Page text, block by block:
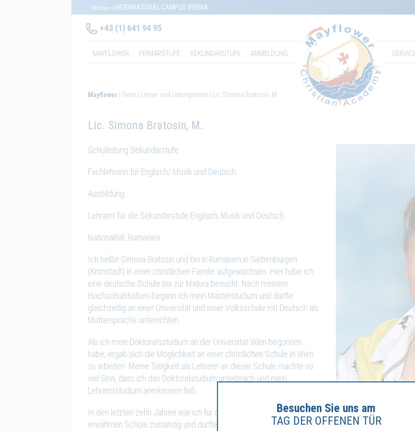
Member of INTERNATIONAL CAMPUS VIENNA
MAYFLOWER PRIMARSTUFE SEKUNDARSTUFE ANMELDUNG
+43 (1) 641 94 95
Mayflower Team Lehrer- und Leitungsteam Lic. Simona Bratosin, M.
Lic. Simona Bratosin, M.
Schulleitung Sekundarstufe
Fachlehrerin für Englisch/ Musik und Deutsch
Ausbildung:
Lehramt für die Sekundarstufe Englisch, Musik und Deutsch
Nationalität: Rumänien
Ich heiße Simona Bratosin und bin in Rumänien in Siebenbürgen
(Kronstadt) in einer christlichen Familie aufgewachsen. Hier habe ich
eine deutsche Schule bis zur Matura besucht. Nach meinem
Hochschulstudium begann ich mein Masterstudium und durfte
gleichzeitig an einer Universität und einer Volksschule mit Deutsch als
Muttersprache unterrichten.
Als ich mein Doktoratsstudium an der Universität Wien begonnen
habe, ergab sich die Möglichkeit an einer christlichen Schule in Wien
zu arbeiten. Meine Tätigkeit als Lehrerin an dieser Schule machte so
viel Sinn, dass ich das Doktoratstudium unterbrach und mein
Lehramtstudium anerkennen ließ.
In den letzten zehn Jahren war ich für die Schulleitung der vorhin
erwähnten Schule zuständig und durfte jeden Tag wunderbare
Besuchen Sie uns am
TAG DER OFFENEN TÜR